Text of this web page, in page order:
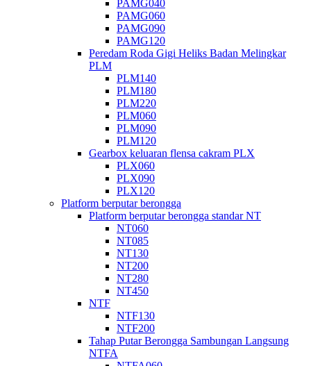
PAMG040
PAMG060
PAMG090
PAMG120
Peredam Roda Gigi Heliks Badan Melingkar
PLM
PLM140
PLM180
PLM220
PLM060
PLM090
PLM120
Gearbox keluaran flensa cakram PLX
PLX060
PLX090
PLX120
Platform berputar berongga
Platform berputar berongga standar NT
NT060
NT085
NT130
NT200
NT280
NT450
NTF
NTF130
NTF200
Tahap Putar Berongga Sambungan Langsung
NTFA